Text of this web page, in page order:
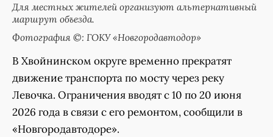
Для местных жителей организуют альтернативный
маршрут объезда.
Фотография ©: ГОКУ «Новгородавтодор»
В Хвойнинском округе временно прекратят
движение транспорта по мосту через реку
Левочка. Ограничения вводят с 10 по 20 июня
2026 года в связи с его ремонтом, сообщили в
«Новгородавтодоре».